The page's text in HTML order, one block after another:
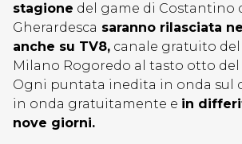
stagione del game di Costantino
Gherardesca saranno rilasciata
anche su TV8, canale gratuito
Milano Rogoredo al tasto otto
Ogni puntata inedita in onda sul
in onda gratuitamente e in
nove giorni.